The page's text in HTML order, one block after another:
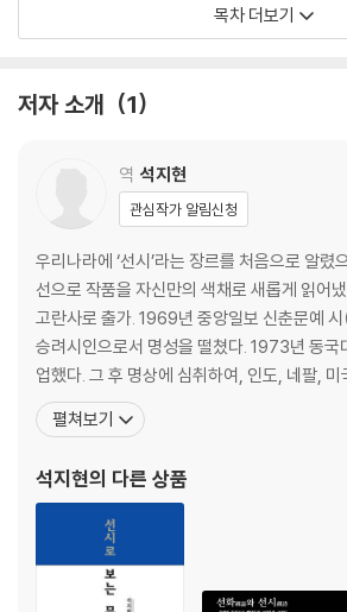
11. 승리 _ 054
두 번째 _ 작은 장
1. 보배 _ 061
2. 불결한 음식 _ 063
3. 진실한 우정에 대하여 _ 066
4. 더없는 행복 _ 067
5. 수킬로마 야차 _ 069
6. 진리에 맞는 삶 _ 071
7. 진정한 수행자 _ 074
8. 나룻배 _ 075
10. 부지런히 노력하라 _ 079
11. 라훌라여, 듣거라 _ 081
12. 수행자 반기사 _ 084
13. 구도자의 길 _ 086
14. 제자 담미까의 물음 _ 092
목차 더보기
저자 소개 1
역 석지현
관심작가 알림신청
우리나라에 ‘선시’라는 장르를 처음으로 알렸
선으로 작품을 자신만의 색채로 새롭게 읽어
고란사로 출가. 1969년 중앙일보 신춘문예
승려시인으로서 명성을 떨쳤다. 1973년 동국
업했다. 그 후 명상에 심취하여, 인도, 네팔,
등지를 오랫동안 방랑했다. 이 ‘방랑의 시절’ 동안 인도의 구석구석을
여행하고 네팔의 히말라야, 부탄의 산길, 예루
났다. 필라델피아에서 만난 이슬람
펼쳐보기
석지현의 다른 상품